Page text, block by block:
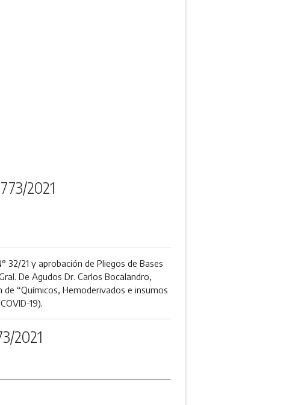
2021
32/21 y aprobación de Pliegos de Bases
De Agudos Dr. Carlos Bocalandro,
“Químicos, Hemoderivados e insumos
19).
2021